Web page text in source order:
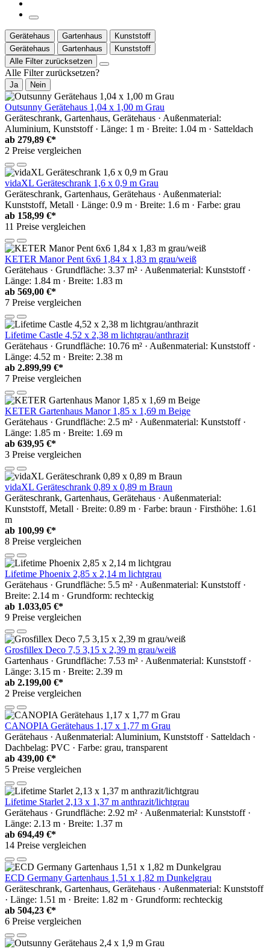
Gerätehaus Gartenhaus
Kunststoff
Gerätehaus
Gartenhaus
Kunststoff
Alle Filter zurücksetzen
Alle Filter zurücksetzen?
Ja Nein
Outsunny Gerätehaus 1,04 x 1,00 m Grau
Geräteschrank, Gartenhaus, Gerätehaus · Außenmaterial:
Aluminium, Kunststoff · Länge: 1 m · Breite: 1.04 m · Satteldach
ab 279,89 €*
2 Preise vergleichen
vidaXL Geräteschrank 1,6 x 0,9 m Grau
Geräteschrank, Gartenhaus, Gerätehaus · Außenmaterial:
Kunststoff, Metall · Länge: 0.9 m · Breite: 1.6 m · Farbe: grau
ab 158,99 €*
11 Preise vergleichen
KETER Manor Pent 6x6 1,84 x 1,83 m grau/weiß
Gerätehaus · Grundfläche: 3.37 m² · Außenmaterial: Kunststoff ·
Länge: 1.84 m · Breite: 1.83 m
ab 569,00 €*
7 Preise vergleichen
Lifetime Castle 4,52 x 2,38 m lichtgrau/anthrazit
Gerätehaus · Grundfläche: 10.76 m² · Außenmaterial: Kunststoff ·
Länge: 4.52 m · Breite: 2.38 m
ab 2.899,99 €*
7 Preise vergleichen
KETER Gartenhaus Manor 1,85 x 1,69 m Beige
Gerätehaus · Grundfläche: 2.5 m² · Außenmaterial: Kunststoff ·
Länge: 1.85 m · Breite: 1.69 m
ab 639,95 €*
3 Preise vergleichen
vidaXL Geräteschrank 0,89 x 0,89 m Braun
Geräteschrank, Gartenhaus, Gerätehaus · Außenmaterial:
Kunststoff, Metall · Breite: 0.89 m · Farbe: braun · Firsthöhe: 1.61
m
ab 100,99 €*
8 Preise vergleichen
Lifetime Phoenix 2,85 x 2,14 m lichtgrau
Gerätehaus · Grundfläche: 5.5 m² · Außenmaterial: Kunststoff ·
Breite: 2.14 m · Grundform: rechteckig
ab 1.033,05 €*
9 Preise vergleichen
Grosfillex Deco 7,5 3,15 x 2,39 m grau/weiß
Gartenhaus · Grundfläche: 7.53 m² · Außenmaterial: Kunststoff ·
Länge: 3.15 m · Breite: 2.39 m
ab 2.199,00 €*
2 Preise vergleichen
CANOPIA Gerätehaus 1,17 x 1,77 m Grau
Gerätehaus · Außenmaterial: Aluminium, Kunststoff · Satteldach ·
Dachbelag: PVC · Farbe: grau, transparent
ab 439,00 €*
5 Preise vergleichen
Lifetime Starlet 2,13 x 1,37 m anthrazit/lichtgrau
Gerätehaus · Grundfläche: 2.92 m² · Außenmaterial: Kunststoff ·
Länge: 2.13 m · Breite: 1.37 m
ab 694,49 €*
14 Preise vergleichen
ECD Germany Gartenhaus 1,51 x 1,82 m Dunkelgrau
Geräteschrank, Gartenhaus, Gerätehaus · Außenmaterial: Kunststoff
· Länge: 1.51 m · Breite: 1.82 m · Grundform: rechteckig
ab 504,23 €*
6 Preise vergleichen